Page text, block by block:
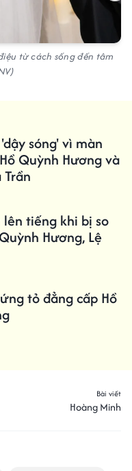
từ cách sống đến tâm
sóng' vì màn
Quỳnh Hương và
lên tiếng khi bị so
Hương, Lệ
tỏ đẳng cấp Hồ
Bài viết
Hoàng Minh